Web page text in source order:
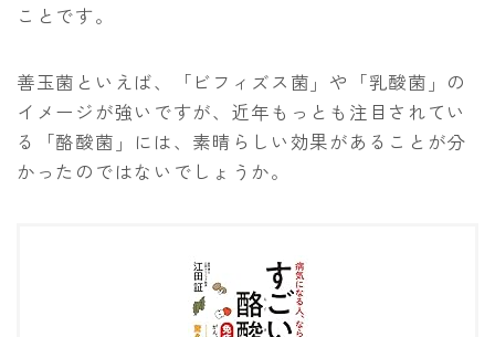
ことです。
善玉菌といえば、「ビフィズス菌」や「乳酸菌」の
イメージが強いですが、近年もっとも注目されてい
る「酪酸菌」には、素晴らしい効果があることが分
かったのではないでしょうか。